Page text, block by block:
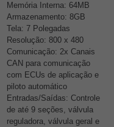
Memória Interna: 64MB
Armazenamento: 8GB
Tela: 7 Polegadas
Resolução: 800 x 480
Comunicação: 2x Canais
CAN para comunicação
com ECUs de aplicação e
piloto automático
Entradas/Saídas: Controle
de até 9 seções, válvula
reguladora, válvula geral e